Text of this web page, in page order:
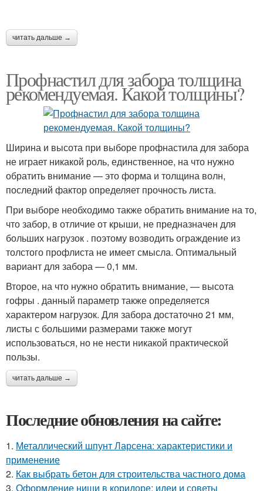
читать дальше →
Профнастил для забора толщина
рекомендуемая. Какой толщины?
Ширина и высота при выборе профнастила для забора
не играет никакой роль, единственное, на что нужно
обратить внимание — это форма и толщина волн,
последний фактор определяет прочность листа.
При выборе необходимо также обратить внимание на то,
что забор, в отличие от крыши, не предназначен для
больших нагрузок . поэтому возводить ограждение из
толстого профлиста не имеет смысла. Оптимальный
вариант для забора — 0,1 мм.
Второе, на что нужно обратить внимание, — высота
гофры . данный параметр также определяется
характером нагрузок. Для забора достаточно 21 мм,
листы с большими размерами также могут
использоваться, но не нести никакой практической
пользы.
читать дальше →
Последние обновления на сайте:
1. Металлический шпунт Ларсена: характеристики и
применение
2. Как выбрать бетон для строительства частного дома
3. Оформление ниши в коридоре: идеи и советы